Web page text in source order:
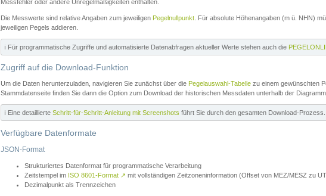
Messfehler oder andere Unregelmäßigkeiten enthalten.
Die Messwerte sind relative Angaben zum jeweiligen Pegelnullpunkt . Für absolute Höhenangaben (m ü. NHN)
jeweiligen Pegels addieren.
ℹ️ Für programmatische Zugriffe und automatisierte Datenabfragen aktueller Werte stehen auch die
Zugriff auf die Download-Funktion
Um die Daten herunterzuladen, navigieren Sie zunächst über die Pegelauswahl-Tabelle zu einem gewünschten
Stammdatenseite finden Sie dann die Option zum Download der historischen Messdaten unterhalb der
ℹ️ Eine detaillierte Schritt-für-Schritt-Anleitung mit Screenshots führt Sie durch den gesamten Download-Prozess.
Verfügbare Datenformate
JSON-Format
Strukturiertes Datenformat für programmatische Verarbeitung
Zeitstempel im ISO 8601-Format ↗ mit vollständigen Zeitzoneninformation (Offset von MEZ/MESZ zu
Dezimalpunkt als Trennzeichen